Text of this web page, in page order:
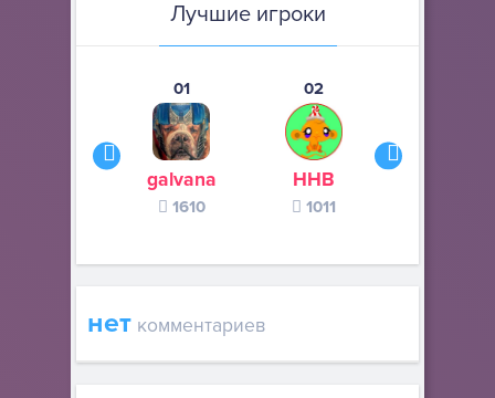
Лучшие игроки
01
galvana
1610
02
ННВ
1011
нет комментариев